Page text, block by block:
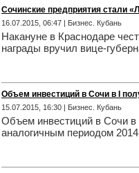
Сочинские предприятия стали
16.07.2015, 06:47 | Бизнес. Кубань
Накануне в Краснодаре
награды вручил вице-
Объем инвестиций в Сочи в I
15.07.2015, 16:30 | Бизнес. Кубань
Объем инвестиций в Сочи в
аналогичным периодом 2014